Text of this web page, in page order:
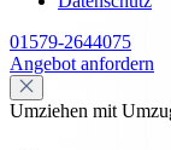
01579-2644075
Angebot anfordern
Umziehen mit